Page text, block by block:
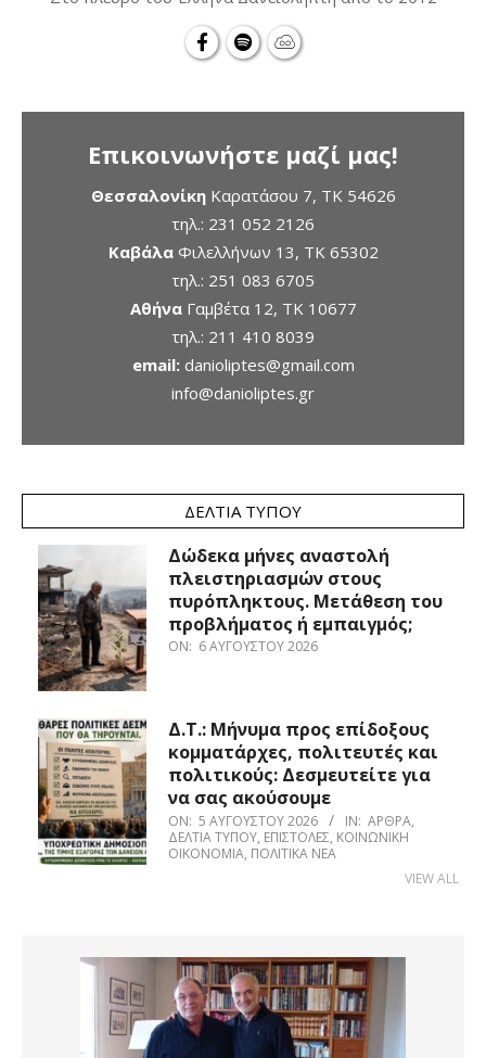
Επικοινωνήστε μαζί μας!
ΘεσσαλονίκηΚαρατάσου 7, TK 54626
τηλ.: 231 052 2126
ΚαβάλαΦιλελλήνων 13, ΤΚ 65302
τηλ.: 251 083 6705
ΑθήναΓαμβέτα 12, ΤΚ 10677
τηλ.: 211 410 8039
email: danioliptes@gmail.com
info@danioliptes.gr
ΔΕΛΤΊΑ ΤΎΠΟΥ
Δώδεκα μήνες αναστολή
πλειστηριασμών στους
πυρόπληκτους. Μετάθεση του
προβλήματος ή εμπαιγμός;
ON: 6 ΑΥΓΟΎΣΤΟΥ 2026
Δ.Τ.: Μήνυμα προς επίδοξους
κομματάρχες, πολιτευτές και
πολιτικούς: Δεσμευτείτε για
να σας ακούσουμε
ON: 5 ΑΥΓΟΎΣΤΟΥ 2026 IN: ΆΡΘΡΑ,
ΔΕΛΤΊΑ ΤΎΠΟΥ, ΕΠΙΣΤΟΛΈΣ, ΚΟΙΝΩΝΙΚΉ
ΟΙΚΟΝΟΜΊΑ, ΠΟΛΙΤΙΚΆ ΝΈΑ
VIEW ALL